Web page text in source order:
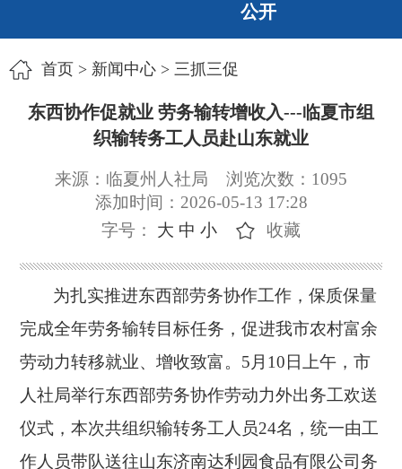
公开
首页> 新闻中心> 三抓三促
东西协作促就业 劳务输转增收入---临夏市组
织输转务工人员赴山东就业
来源：临夏州人社局 浏览次数： 1095
添加时间：2026-05-13 17:28
字号： 大 中 小 收藏
为扎实推进东西部劳务协作工作，保质保量
完成全年劳务输转目标任务，促进我市农村富余
劳动力转移就业、增收致富。 5月10日上午，市
人社局举行东西部劳务协作劳动力外出务工欢送
仪式，本次共组织输转务工人员24名，统一由工
作人员带队送往山东济南达利园食品有限公司务